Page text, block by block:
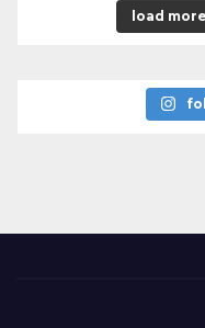
load